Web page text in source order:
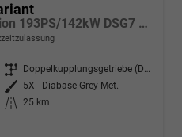
R-Line 2.0 TDI SCR 4Motion 193PS/142kW DSG7 2026 | +AHK +PANO +Black Style +19" Schwarz LM +360 & RFK +TravelAssist
Getriebe
Doppelkupplungsgetriebe (DSG)
Außenfarbe
5X - Diabase Grey Met.
Kilometerstand
25 km